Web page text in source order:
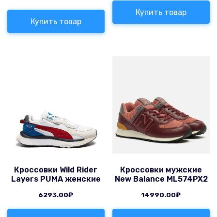
Купить товар
Купить товар
Кроссовки Wild Rider
Layers PUMA женские
6293.00₽
Кроссовки мужские
New Balance ML574PX2
14990.00₽